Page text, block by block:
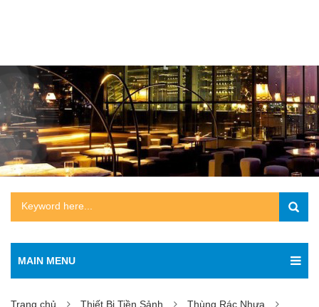
MAIN MENU
Trang chủ Thiết Bị Tiền Sảnh
Thùng Rác Nhựa